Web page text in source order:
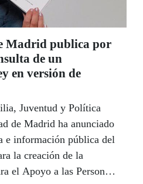
Madrid publica por
de un
en versión de
Juventud y Política
de Madrid ha anunciado
e información pública del
la creación de la
el Apoyo a las Personas